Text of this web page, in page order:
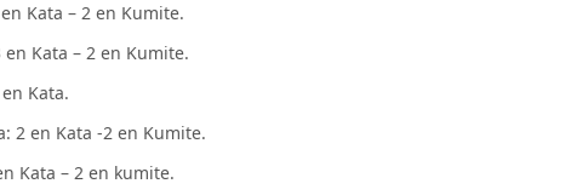
en Kata – 2 en Kumite.
en Kata – 2 en Kumite.
Kata.
2 en Kata -2 en Kumite.
Kata – 2 en kumite.